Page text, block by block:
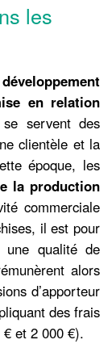
les
développement
en relation
servent des
clientèle et la
époque, les
la production
commerciale
il est pour
qualité de
alors
d’apporteur
des frais
et 2 000 €).